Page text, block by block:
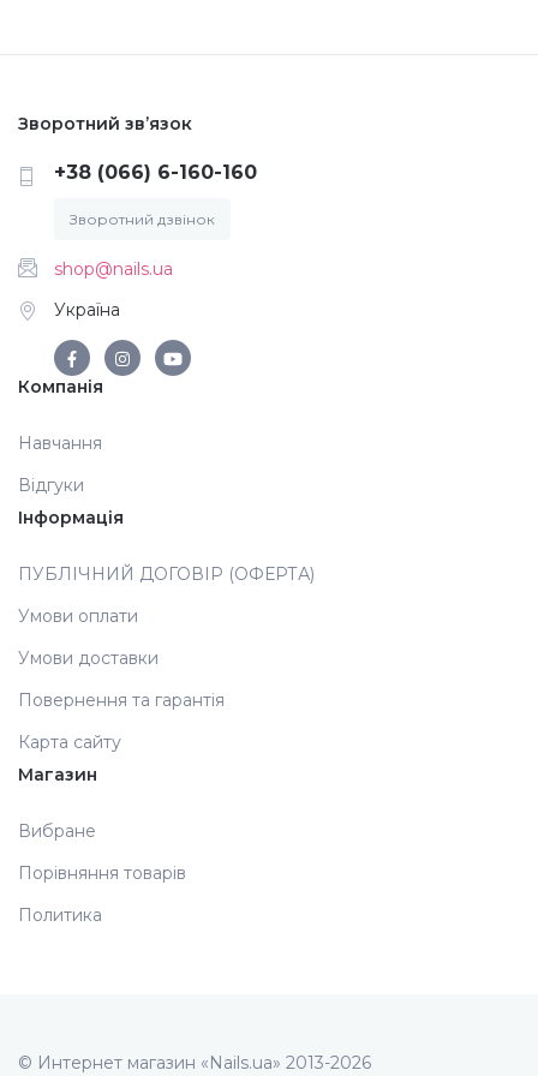
Каміфубукі (конфетті)
Брокат
Інші прикраси
Фарби для розпису
Фольга для лиття (ефект кракелюра)
Зворотний зв’язок
+38 (066) 6-160-160
Зворотний дзвінок
shop@nails.ua
Україна
Компанія
Навчання
Відгуки
Інформація
ПУБЛІЧНИЙ ДОГОВІР (ОФЕРТА)
Умови оплати
Умови доставки
Повернення та гарантія
Карта сайту
Магазин
Вибране
Порівняння товарів
Политика
© Интернет магазин «Nails.ua» 2013-2026